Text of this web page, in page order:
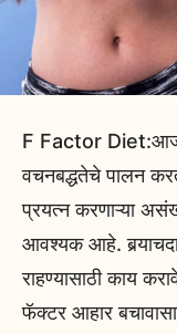
F Factor
वचनबद्धतेचे पालन
प्रयत्न करणाऱ्या
आवश्यक आहे.
राहण्यासाठी काय
फॅक्टर आहार